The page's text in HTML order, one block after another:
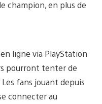
champion, en plus de
ligne via PlayStation
pourront tenter de
fans jouant depuis
connecter au